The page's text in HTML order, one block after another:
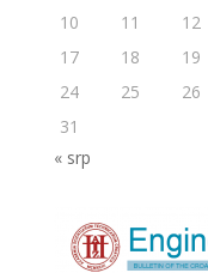
10
11 12
17
18 19
24
25 26
31
« srp